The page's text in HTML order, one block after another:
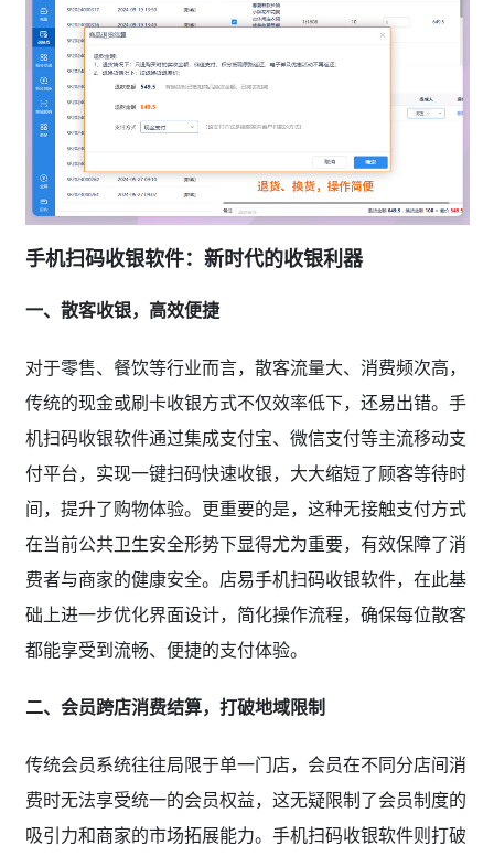
手机扫码收银软件：新时代的收银利器
一、散客收银，高效便捷
对于零售、餐饮等行业而言，散客流量大、消费频次高，
传统的现金或刷卡收银方式不仅效率低下，还易出错。手
机扫码收银软件通过集成支付宝、微信支付等主流移动支
付平台，实现一键扫码快速收银，大大缩短了顾客等待时
间，提升了购物体验。更重要的是，这种无接触支付方式
在当前公共卫生安全形势下显得尤为重要，有效保障了消
费者与商家的健康安全。店易手机扫码收银软件，在此基
础上进一步优化界面设计，简化操作流程，确保每位散客
都能享受到流畅、便捷的支付体验。
二、会员跨店消费结算，打破地域限制
传统会员系统往往局限于单一门店，会员在不同分店间消
费时无法享受统一的会员权益，这无疑限制了会员制度的
吸引力和商家的市场拓展能力。手机扫码收银软件则打破